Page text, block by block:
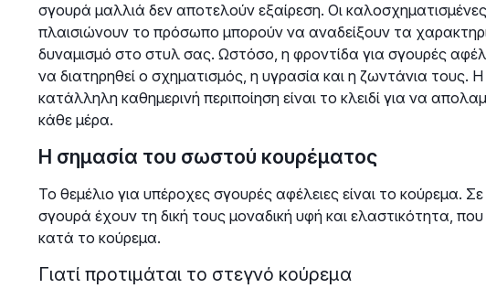
σγουρά μαλλιά δεν αποτελούν εξαίρεση. Οι
πλαισιώνουν το πρόσωπο μπορούν να αναδείξουν τα
δυναμισμό στο στυλ σας. Ωστόσο, η φροντίδα για σγουρές
να διατηρηθεί ο σχηματισμός, η υγρασία και η ζωντάνια τους.
κατάλληλη καθημερινή περιποίηση είναι το κλειδί για να
κάθε μέρα.
Η σημασία του σωστού κουρέματος
Το θεμέλιο για υπέροχες σγουρές αφέλειες είναι το κούρεμα.
σγουρά έχουν τη δική τους μοναδική υφή και ελαστικότητα,
κατά το κούρεμα.
Γιατί προτιμάται το στεγνό κούρεμα